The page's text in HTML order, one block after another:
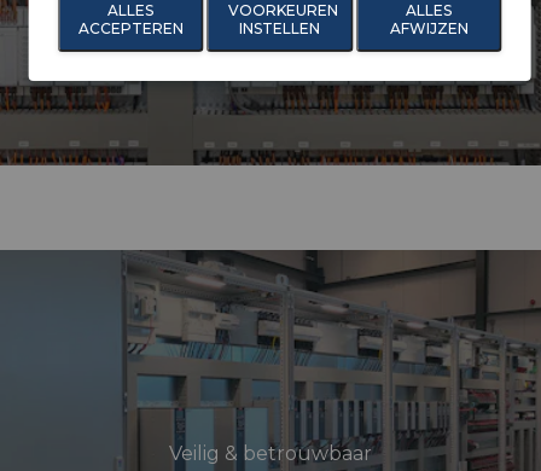
Veilig & betrouwbaar
ALLES
ACCEPTEREN
VOORKEUREN
INSTELLEN
ALLES
AFWIJZEN